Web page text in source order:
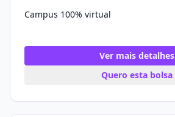
Campus 100% virtual
Ver mais detalhes
Quero esta bolsa